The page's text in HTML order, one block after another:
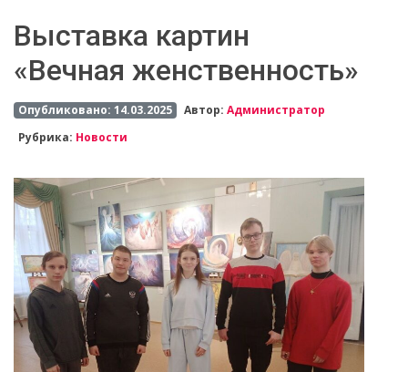
Выставка картин
«Вечная женственность»
Опубликовано: 14.03.2025 Автор:Администратор
Рубрика: Новости